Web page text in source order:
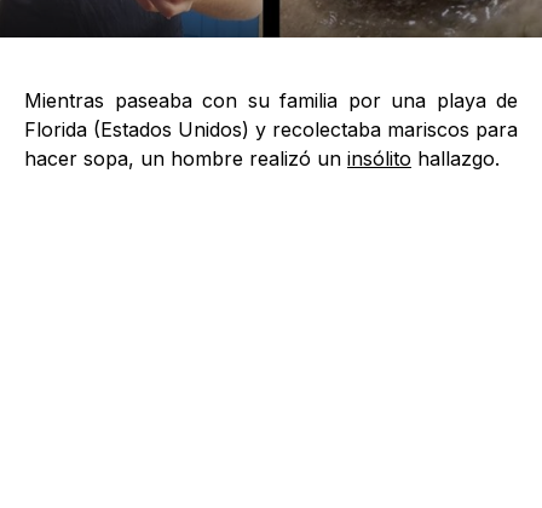
Mientras paseaba con su familia por una playa de
Florida (Estados Unidos) y recolectaba mariscos para
hacer sopa, un hombre realizó un insólito hallazgo.